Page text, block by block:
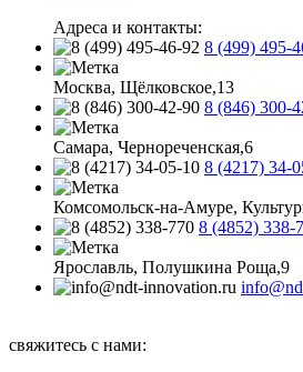
Адреса и контакты:
8 (499) 495-
Москва, Щёлковское,13
8 (846) 300-
Самара, Чернореченская,6
8 (4217) 34-
Комсомольск-на-Амуре,
8 (4852) 338-
Ярославль, Полушкина Роща,9
свяжитесь с нами: